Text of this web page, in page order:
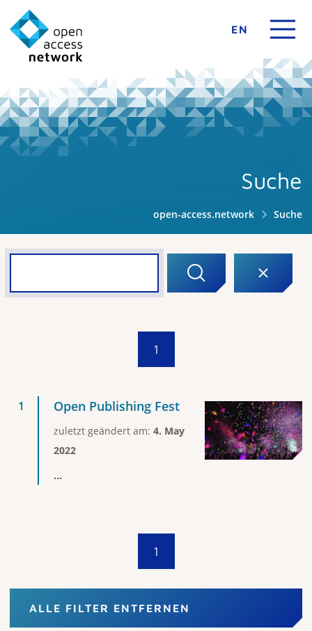
EN
Suche
open-access.network Suche
1
Open Publishing Fest
zuletzt geändert am: 4. May
2022
...
1
ALLE FILTER ENTFERNEN